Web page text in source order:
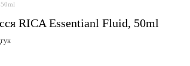
50ml
RICA Essentianl Fluid, 50ml